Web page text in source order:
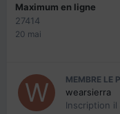
Maximum en ligne
27414
20 mai
MEMBRE LE
wearsierra
Inscription il